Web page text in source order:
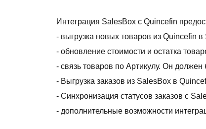
Интеграция SalesBox с Quincefin
- выгрузка новых товаров из Quincefin в
- обновление стоимости и остатка
- связь товаров по Артикулу. Он
- Выгрузка заказов из SalesBox в
- Синхронизация статусов заказов с
- дополнительные возможности